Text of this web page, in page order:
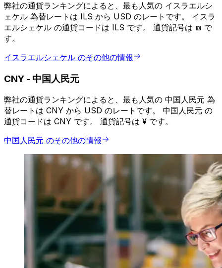
弊社の通貨ランキングによると、最も人気の イスラエルシ
ェケル 為替レートは ILS から USD のレートです。 イスラ
エルシェケル の通貨コードは ILS です。 通貨記号は ₪ で
す。
イスラエルシェケル のその他の情報
CNY - 中国人民元
弊社の通貨ランキングによると、最も人気の 中国人民元 為
替レートは CNY から USD のレートです。 中国人民元 の
通貨コードは CNY です。 通貨記号は ¥ です。
中国人民元 のその他の情報